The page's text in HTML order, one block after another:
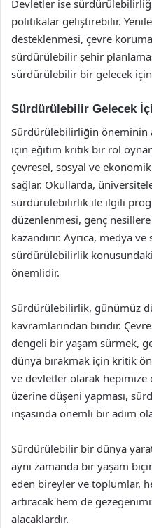
Devletler ise
politikalar geliştirebilir.
desteklenmesi, çevre
sürdürülebilir şehir
sürdürülebilir bir gelecek için
Sürdürülebilir Gelecek
Sürdürülebilirliğin öneminin
için eğitim kritik bir rol
çevresel, sosyal ve
sağlar. Okullarda,
sürdürülebilirlik ile ilgili
düzenlenmesi, genç
kazandırır. Ayrıca, medya
sürdürülebilirlik konusundaki
önemlidir.
Sürdürülebilirlik, günümüz
kavramlarından biridir.
dengeli bir yaşam sürmek,
dünya bırakmak için kritik
ve devletler olarak hepimize
üzerine düşeni yapması,
inşasında önemli bir adım
Sürdürülebilir bir dünya
aynı zamanda bir yaşam
eden bireyler ve toplumlar,
artıracak hem de
alacaklardır.